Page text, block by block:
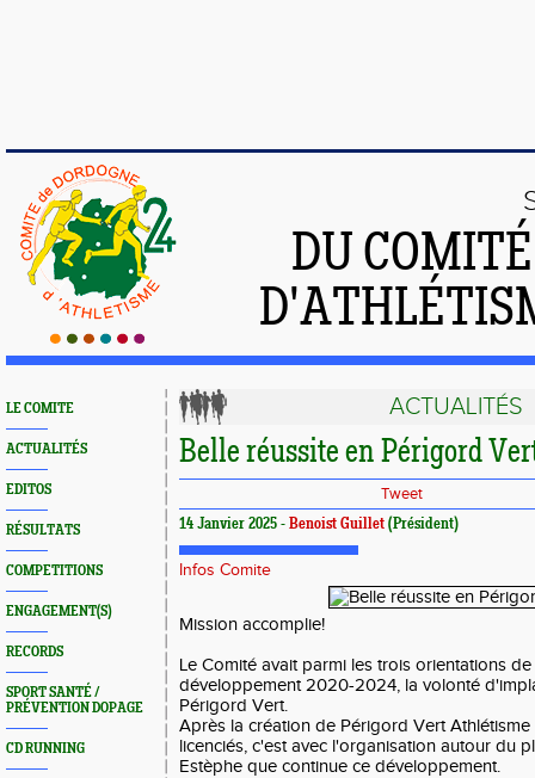
DU
LE COMITE
ACTUALITÉS
EDITOS
RÉSULTATS
COMPETITIONS
ENGAGEMENT(S)
RECORDS
SPORT SANTÉ /
PRÉVENTION DOPAGE
CD RUNNING
ACTUALITÉS
Belle réussite en Périgord
Tweet
14 Janvier 2025 - Benoist Guillet (Président)
Infos Comite
Mission accomplie!
Le Comité avait parmi les trois orientations
développement 2020-2024, la volonté
Périgord Vert.
Après la création de Périgord Vert
licenciés, c'est avec l'organisation autour du
Estèphe que continue ce développement.